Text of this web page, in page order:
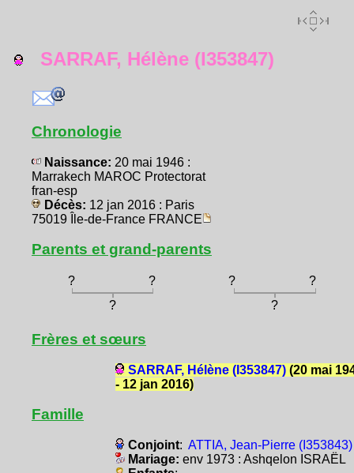
SARRAF, Hélène (I353847)
Chronologie
Naissance: 20 mai 1946 :
Marrakech MAROC Protectorat
fran-esp
Décès: 12 jan 2016 : Paris
75019 Île-de-France FRANCE
Parents et grand-parents
? ? ?
?
?
?
Frères et sœurs
SARRAF, Hélène (I353847)(20 mai
- 12 jan 2016)
Famille
Conjoint: ATTIA, Jean-Pierre (I353843)
Mariage: env 1973 : Ashqelon ISRAËL